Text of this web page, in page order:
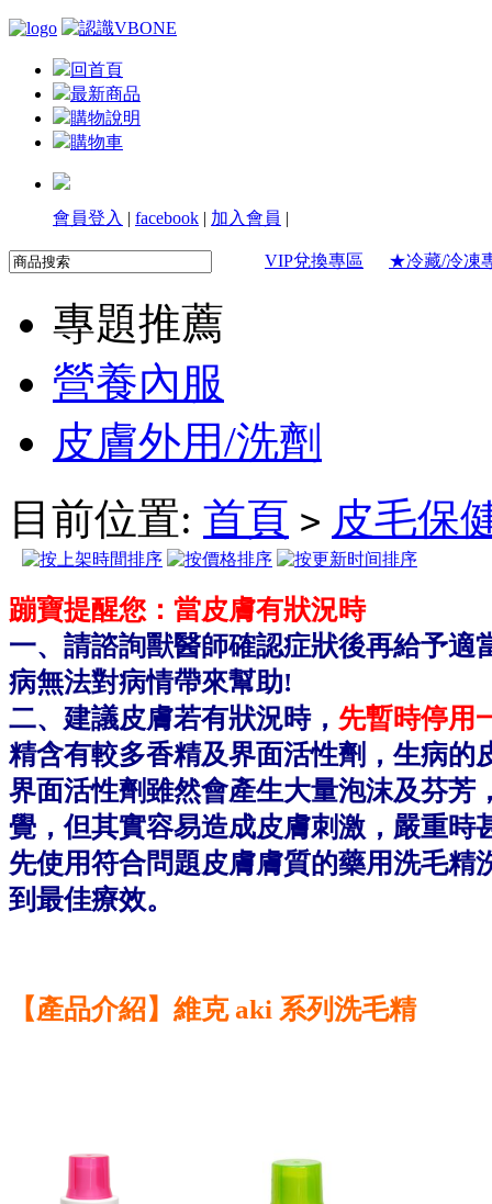
回首頁
最新商品
購物說明
購物車
會員登入 | facebook | 加入會員 |
VIP兌換專區 ★冷藏/冷凍
專題推薦
營養內服
皮膚外用/洗劑
目前位置: 首頁 > 皮毛保
蹦寶提醒您：當皮膚有狀況時
一、請諮詢獸醫師確認症狀後再給予適
病無法對病情帶來幫助!
二、建議皮膚若有狀況時， 先暫時停用
精含有較多香精及界面活性劑，生病的
界面活性劑雖然會產生大量泡沫及芬芳
覺，但其實容易造成皮膚刺激，嚴重時
先使用符合問題皮膚膚質的藥用洗毛精
到最佳療效。
【產品介紹】維克 aki 系列洗毛精